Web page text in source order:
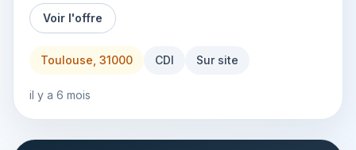
Voir l'offre
Toulouse, 31000 CDI Sur site
il y a 6 mois